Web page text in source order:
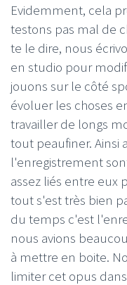
Evidemment, cela
testons pas mal de
te le dire, nous
en studio pour
jouons sur le côté
évoluer les choses
travailler de longs
tout peaufiner. Ainsi
l'enregistrement
assez liés entre eux
tout s'est très bien
du temps c'est
nous avions
à mettre en boite.
limiter cet opus